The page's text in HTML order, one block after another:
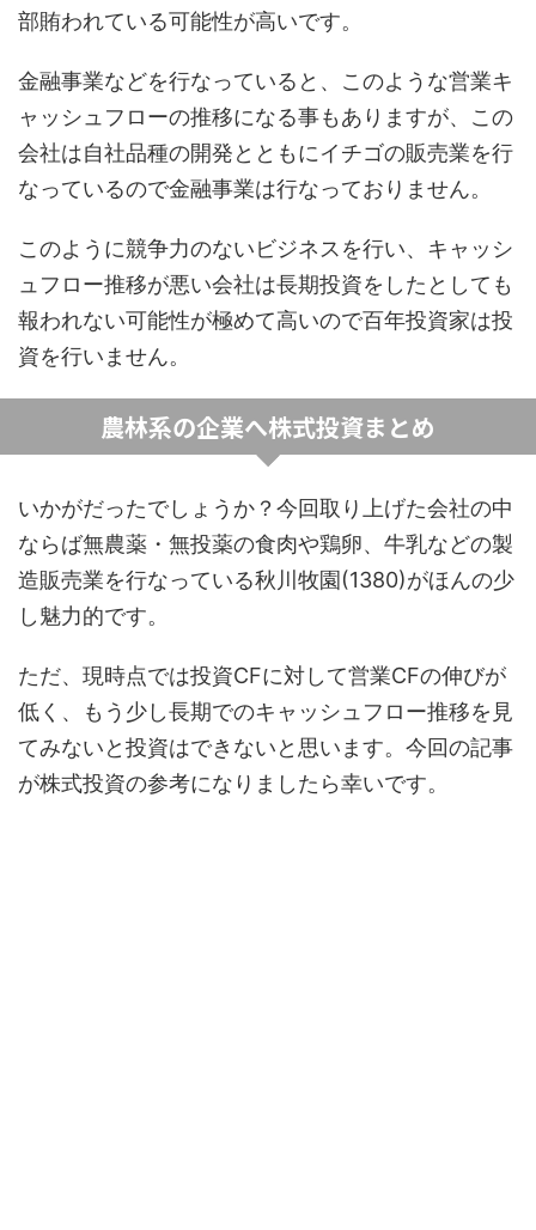
部賄われている可能性が高いです。
金融事業などを行なっていると、このような営業キ
ャッシュフローの推移になる事もありますが、この
会社は自社品種の開発とともにイチゴの販売業を行
なっているので金融事業は行なっておりません。
このように競争力のないビジネスを行い、キャッシ
ュフロー推移が悪い会社は長期投資をしたとしても
報われない可能性が極めて高いので百年投資家は投
資を行いません。
農林系の企業へ株式投資まとめ
いかがだったでしょうか？今回取り上げた会社の中
ならば無農薬・無投薬の食肉や鶏卵、牛乳などの製
造販売業を行なっている秋川牧園(1380)がほんの少
し魅力的です。
ただ、現時点では投資CFに対して営業CFの伸びが
低く、もう少し長期でのキャッシュフロー推移を見
てみないと投資はできないと思います。今回の記事
が株式投資の参考になりましたら幸いです。